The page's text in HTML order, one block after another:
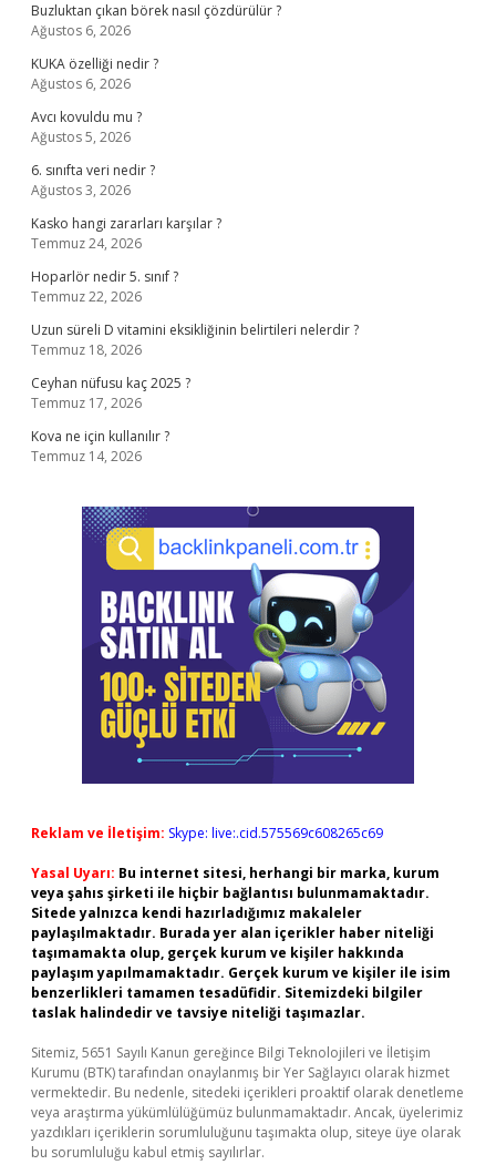
Buzluktan çıkan börek nasıl çözdürülür ?
Ağustos 6, 2026
KUKA özelliği nedir ?
Ağustos 6, 2026
Avcı kovuldu mu ?
Ağustos 5, 2026
6. sınıfta veri nedir ?
Ağustos 3, 2026
Kasko hangi zararları karşılar ?
Temmuz 24, 2026
Hoparlör nedir 5. sınıf ?
Temmuz 22, 2026
Uzun süreli D vitamini eksikliğinin belirtileri nelerdir ?
Temmuz 18, 2026
Ceyhan nüfusu kaç 2025 ?
Temmuz 17, 2026
Kova ne için kullanılır ?
Temmuz 14, 2026
Reklam ve İletişim: Skype: live:.cid.575569c608265c69
Yasal Uyarı: Bu internet sitesi, herhangi bir marka, kurum
veya şahıs şirketi ile hiçbir bağlantısı bulunmamaktadır.
Sitede yalnızca kendi hazırladığımız makaleler
paylaşılmaktadır. Burada yer alan içerikler haber niteliği
taşımamakta olup, gerçek kurum ve kişiler hakkında
paylaşım yapılmamaktadır. Gerçek kurum ve kişiler ile isim
benzerlikleri tamamen tesadüfidir. Sitemizdeki bilgiler
taslak halindedir ve tavsiye niteliği taşımazlar.
Sitemiz, 5651 Sayılı Kanun gereğince Bilgi Teknolojileri ve İletişim
Kurumu (BTK) tarafından onaylanmış bir Yer Sağlayıcı olarak hizmet
vermektedir. Bu nedenle, sitedeki içerikleri proaktif olarak denetleme
veya araştırma yükümlülüğümüz bulunmamaktadır. Ancak, üyelerimiz
yazdıkları içeriklerin sorumluluğunu taşımakta olup, siteye üye olarak
bu sorumluluğu kabul etmiş sayılırlar.